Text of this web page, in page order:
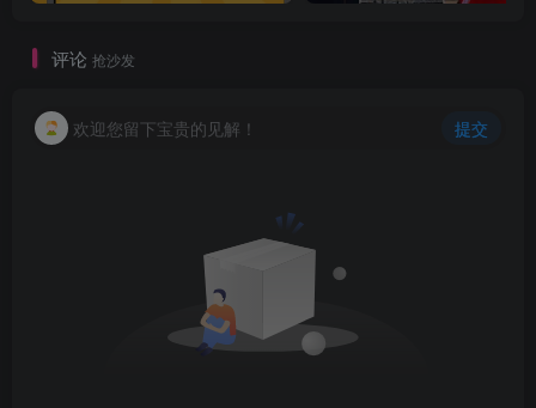
评论 抢沙发
欢迎您留下宝贵的见解！ 提交